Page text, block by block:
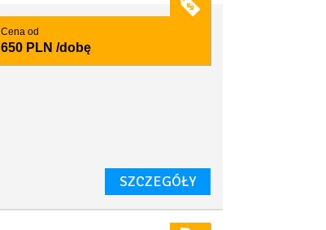
Cena od
650 PLN /dobę
SZCZEGÓŁY